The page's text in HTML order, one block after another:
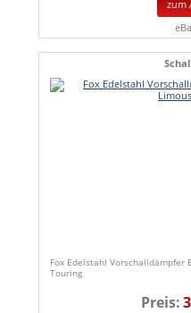
zum
Fox Edelstahl Vorschalldämpfer
Touring
Preis: